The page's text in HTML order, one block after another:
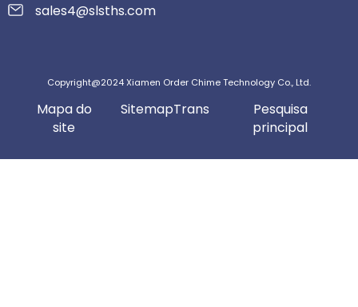
sales4@slsths.com
Copyright@2024 Xiamen Order Chime Technology Co., Ltd.
Mapa do
site
SitemapTrans
Pesquisa
principal